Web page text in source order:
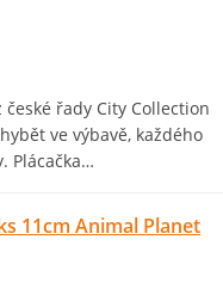
české řady City Collection
ve výbavě, každého
Plácačka…
11cm Animal Planet